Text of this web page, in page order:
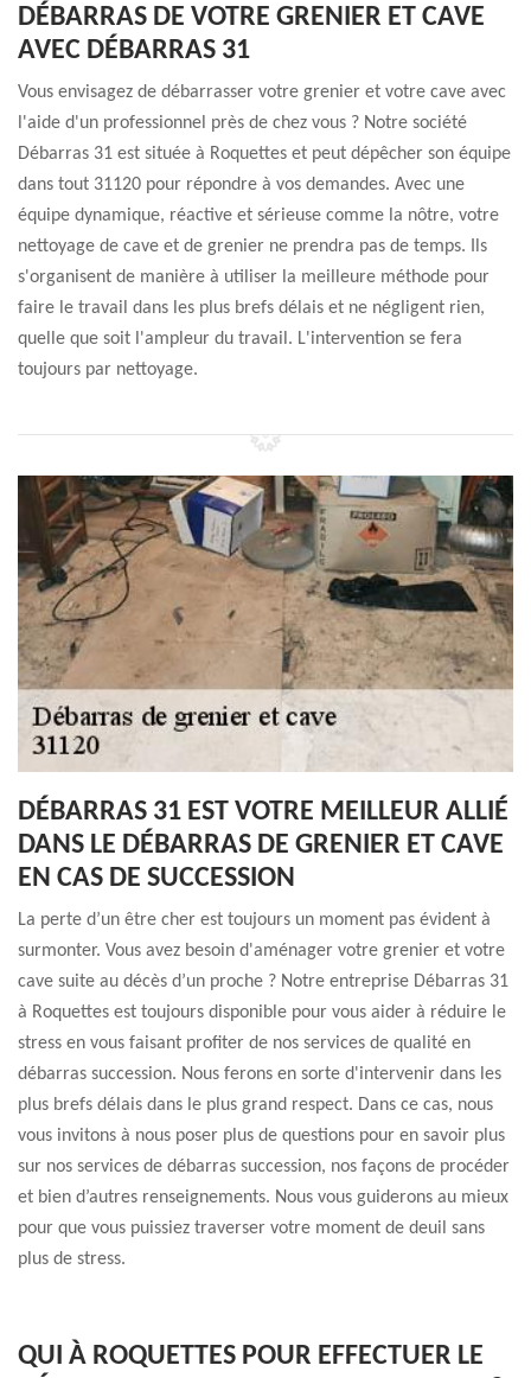
DÉBARRAS DE VOTRE GRENIER ET CAVE
AVEC DÉBARRAS 31
Vous envisagez de débarrasser votre grenier et votre cave avec
l'aide d'un professionnel près de chez vous ? Notre société
Débarras 31 est située à Roquettes et peut dépêcher son équipe
dans tout 31120 pour répondre à vos demandes. Avec une
équipe dynamique, réactive et sérieuse comme la nôtre, votre
nettoyage de cave et de grenier ne prendra pas de temps. Ils
s'organisent de manière à utiliser la meilleure méthode pour
faire le travail dans les plus brefs délais et ne négligent rien,
quelle que soit l'ampleur du travail. L'intervention se fera
toujours par nettoyage.
DÉBARRAS 31 EST VOTRE MEILLEUR ALLIÉ
DANS LE DÉBARRAS DE GRENIER ET CAVE
EN CAS DE SUCCESSION
La perte d’un être cher est toujours un moment pas évident à
surmonter. Vous avez besoin d'aménager votre grenier et votre
cave suite au décès d’un proche ? Notre entreprise Débarras 31
à Roquettes est toujours disponible pour vous aider à réduire le
stress en vous faisant profiter de nos services de qualité en
débarras succession. Nous ferons en sorte d'intervenir dans les
plus brefs délais dans le plus grand respect. Dans ce cas, nous
vous invitons à nous poser plus de questions pour en savoir plus
sur nos services de débarras succession, nos façons de procéder
et bien d’autres renseignements. Nous vous guiderons au mieux
pour que vous puissiez traverser votre moment de deuil sans
plus de stress.
QUI À ROQUETTES POUR EFFECTUER LE